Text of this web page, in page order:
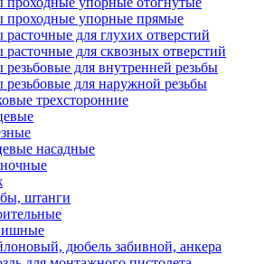
проходные упорные прямые
расточные для глухих отверстий
расточные для сквозных отверстий
резьбовые для внутренней резьбы
резьбовые для наружной резьбы
трехсторонние
насадные
штанги
дюбель забивной, анкера